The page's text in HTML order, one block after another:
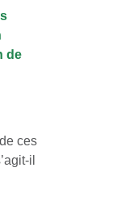
de
ces
il